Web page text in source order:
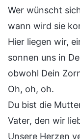
Wer wünscht
wann wird sie
Hier liegen wir,
sonnen uns in
obwohl Dein
Oh, oh, oh.
Du bist die
Vater, den wir
Unsere Herzen